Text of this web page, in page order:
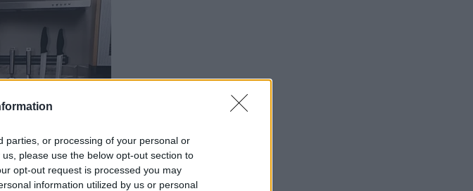
parties, or processing of your personal or
please use the below opt-out section to
opt-out request is processed you may
information utilized by us or personal